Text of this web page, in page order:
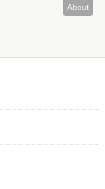
About